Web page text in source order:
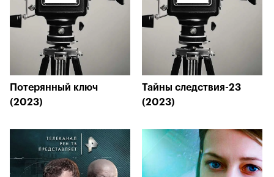
Потерянный ключ
(2023)
Тайны следствия-23
(2023)